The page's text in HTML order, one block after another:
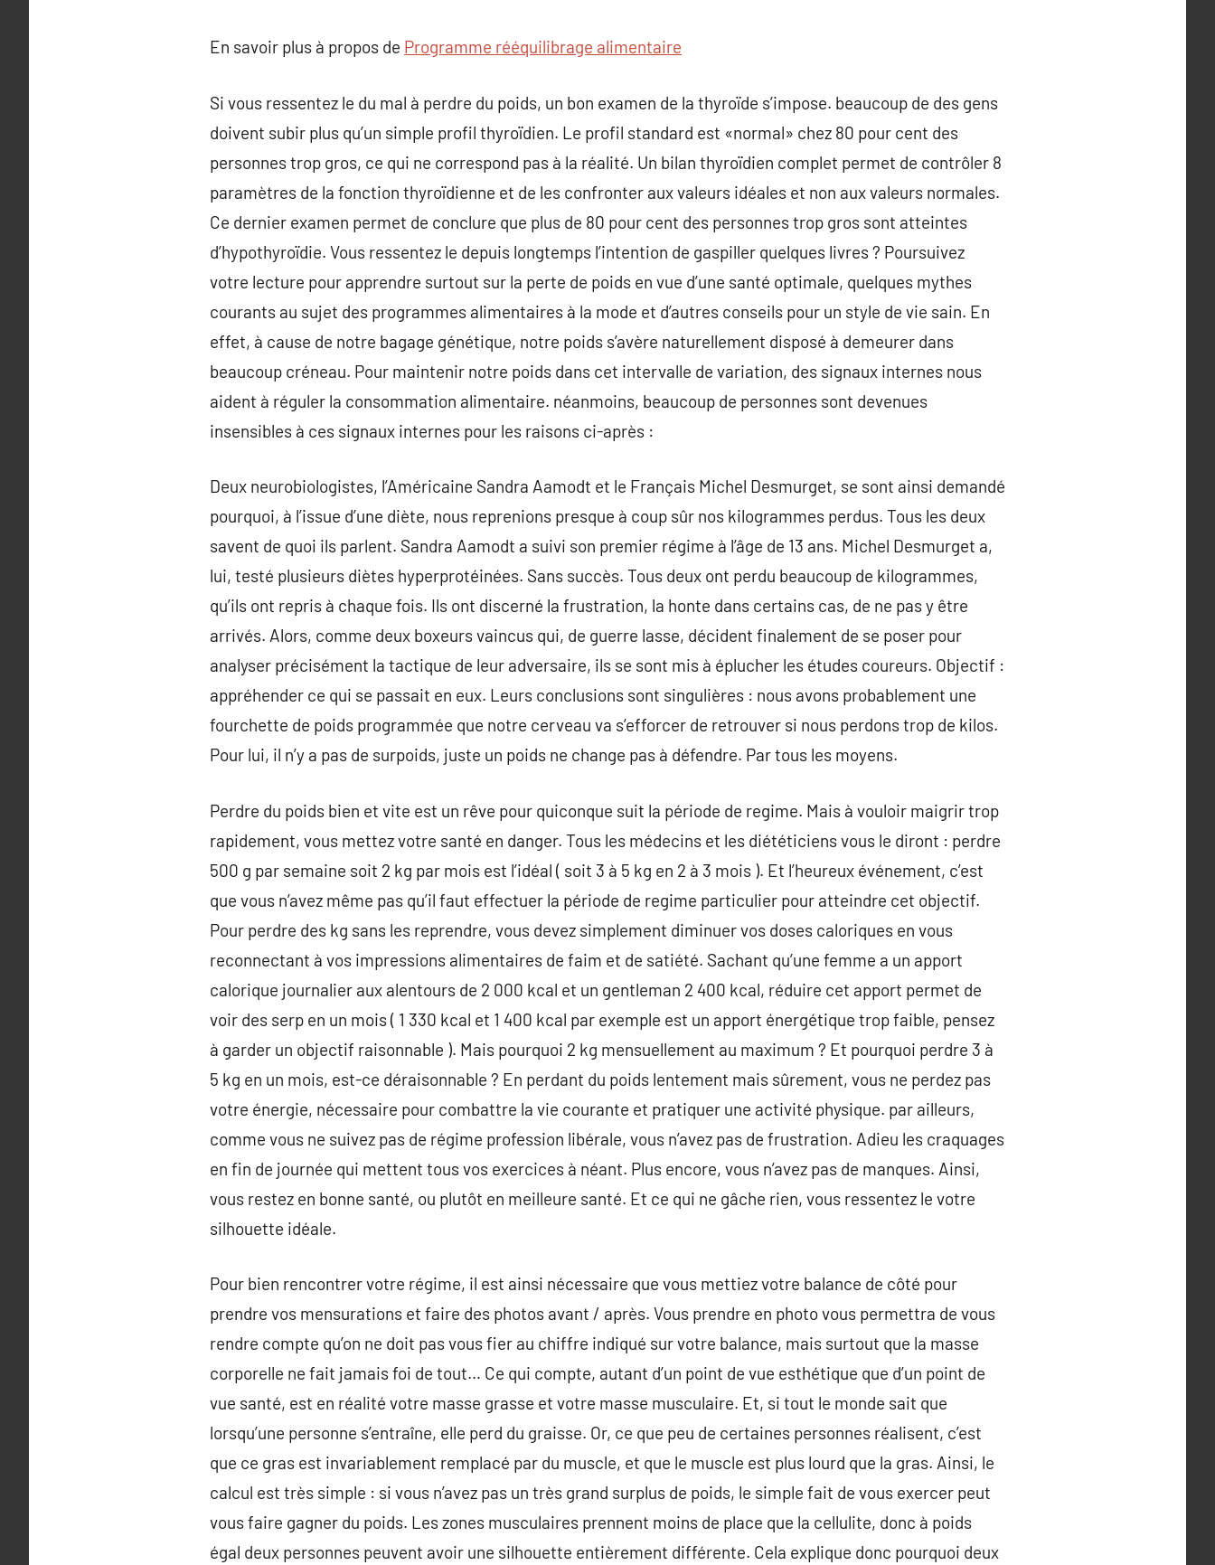
En savoir plus à propos de Programme rééquilibrage alimentaire
Si vous ressentez le du mal à perdre du poids, un bon examen de la thyroïde s’impose. beaucoup de des gens
doivent subir plus qu’un simple profil thyroïdien. Le profil standard est «normal» chez 80 pour cent des
personnes trop gros, ce qui ne correspond pas à la réalité. Un bilan thyroïdien complet permet de contrôler 8
paramètres de la fonction thyroïdienne et de les confronter aux valeurs idéales et non aux valeurs normales.
Ce dernier examen permet de conclure que plus de 80 pour cent des personnes trop gros sont atteintes
d’hypothyroïdie. Vous ressentez le depuis longtemps l’intention de gaspiller quelques livres ? Poursuivez
votre lecture pour apprendre surtout sur la perte de poids en vue d’une santé optimale, quelques mythes
courants au sujet des programmes alimentaires à la mode et d’autres conseils pour un style de vie sain. En
effet, à cause de notre bagage génétique, notre poids s’avère naturellement disposé à demeurer dans
beaucoup créneau. Pour maintenir notre poids dans cet intervalle de variation, des signaux internes nous
aident à réguler la consommation alimentaire. néanmoins, beaucoup de personnes sont devenues
insensibles à ces signaux internes pour les raisons ci-après :
Deux neurobiologistes, l’Américaine Sandra Aamodt et le Français Michel Desmurget, se sont ainsi demandé
pourquoi, à l’issue d’une diète, nous reprenions presque à coup sûr nos kilogrammes perdus. Tous les deux
savent de quoi ils parlent. Sandra Aamodt a suivi son premier régime à l’âge de 13 ans. Michel Desmurget a,
lui, testé plusieurs diètes hyperprotéinées. Sans succès. Tous deux ont perdu beaucoup de kilogrammes,
qu’ils ont repris à chaque fois. Ils ont discerné la frustration, la honte dans certains cas, de ne pas y être
arrivés. Alors, comme deux boxeurs vaincus qui, de guerre lasse, décident finalement de se poser pour
analyser précisément la tactique de leur adversaire, ils se sont mis à éplucher les études coureurs. Objectif :
appréhender ce qui se passait en eux. Leurs conclusions sont singulières : nous avons probablement une
fourchette de poids programmée que notre cerveau va s’efforcer de retrouver si nous perdons trop de kilos.
Pour lui, il n’y a pas de surpoids, juste un poids ne change pas à défendre. Par tous les moyens.
Perdre du poids bien et vite est un rêve pour quiconque suit la période de regime. Mais à vouloir maigrir trop
rapidement, vous mettez votre santé en danger. Tous les médecins et les diététiciens vous le diront : perdre
500 g par semaine soit 2 kg par mois est l’idéal ( soit 3 à 5 kg en 2 à 3 mois ). Et l’heureux événement, c’est
que vous n’avez même pas qu’il faut effectuer la période de regime particulier pour atteindre cet objectif.
Pour perdre des kg sans les reprendre, vous devez simplement diminuer vos doses caloriques en vous
reconnectant à vos impressions alimentaires de faim et de satiété. Sachant qu’une femme a un apport
calorique journalier aux alentours de 2 000 kcal et un gentleman 2 400 kcal, réduire cet apport permet de
voir des serp en un mois ( 1 330 kcal et 1 400 kcal par exemple est un apport énergétique trop faible, pensez
à garder un objectif raisonnable ). Mais pourquoi 2 kg mensuellement au maximum ? Et pourquoi perdre 3 à
5 kg en un mois, est-ce déraisonnable ? En perdant du poids lentement mais sûrement, vous ne perdez pas
votre énergie, nécessaire pour combattre la vie courante et pratiquer une activité physique. par ailleurs,
comme vous ne suivez pas de régime profession libérale, vous n’avez pas de frustration. Adieu les craquages
en fin de journée qui mettent tous vos exercices à néant. Plus encore, vous n’avez pas de manques. Ainsi,
vous restez en bonne santé, ou plutôt en meilleure santé. Et ce qui ne gâche rien, vous ressentez le votre
silhouette idéale.
Pour bien rencontrer votre régime, il est ainsi nécessaire que vous mettiez votre balance de côté pour
prendre vos mensurations et faire des photos avant / après. Vous prendre en photo vous permettra de vous
rendre compte qu’on ne doit pas vous fier au chiffre indiqué sur votre balance, mais surtout que la masse
corporelle ne fait jamais foi de tout… Ce qui compte, autant d’un point de vue esthétique que d’un point de
vue santé, est en réalité votre masse grasse et votre masse musculaire. Et, si tout le monde sait que
lorsqu’une personne s’entraîne, elle perd du graisse. Or, ce que peu de certaines personnes réalisent, c’est
que ce gras est invariablement remplacé par du muscle, et que le muscle est plus lourd que la gras. Ainsi, le
calcul est très simple : si vous n’avez pas un très grand surplus de poids, le simple fait de vous exercer peut
vous faire gagner du poids. Les zones musculaires prennent moins de place que la cellulite, donc à poids
égal deux personnes peuvent avoir une silhouette entièrement différente. Cela explique donc pourquoi deux